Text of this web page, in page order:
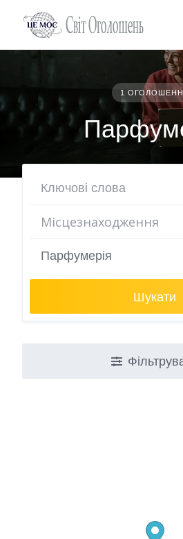
1
Парфумерія
Шукати